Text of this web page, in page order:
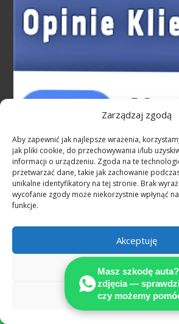
Zarządzaj zgodą
Aby zapewnić jak najlepsze wrażenia,
jak pliki cookie, do przechowywania i/lub
informacji o urządzeniu. Zgoda na te
przetwarzać dane, takie jak zachowanie
unikalne identyfikatory na tej stronie. Brak
wycofanie zgody może niekorzystnie wpłynąć
funkcje.
Akceptuję
Odmów
Zobacz preferencje
https://wypadek-samochodowy-w-
Pełne odszkodowanie w EURO w
– ZAPYTAJ EKSPERTA !

Masz szkodę
zdjęcia —
czy możemy